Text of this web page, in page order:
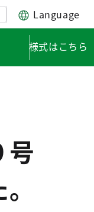
Language
様式はこちら
号